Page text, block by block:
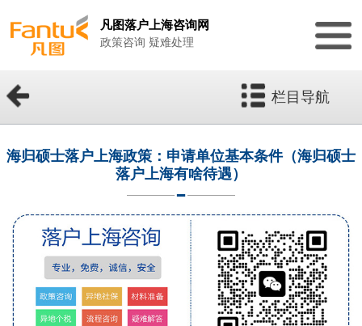
凡图落户上海咨询网
政策咨询 疑难处理
栏目导航
海归硕士落户上海政策：申请单位基本条件（海归硕士
落户上海有啥待遇）